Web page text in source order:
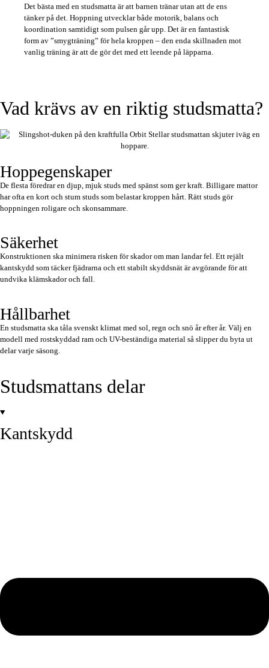
Det bästa med en studsmatta är att barnen tränar utan att de ens
tänker på det. Hoppning utvecklar både motorik, balans och
koordination samtidigt som pulsen går upp. Det är en fantastisk
form av ”smygträning” för hela kroppen – den enda skillnaden mot
vanlig träning är att de gör det med ett leende på läpparna.
Vad krävs av en riktig studsmatta?
Hoppegenskaper
De flesta föredrar en djup, mjuk studs med spänst som ger kraft. Billigare mattor
har ofta en kort och stum studs som belastar kroppen hårt. Rätt studs gör
hoppningen roligare och skonsammare.
Säkerhet
Konstruktionen ska minimera risken för skador om man landar fel. Ett rejält
kantskydd som täcker fjädrarna och ett stabilt skyddsnät är avgörande för att
undvika klämskador och fall.
Hållbarhet
En studsmatta ska tåla svenskt klimat med sol, regn och snö år efter år. Välj en
modell med rostskyddad ram och UV-beständiga material så slipper du byta ut
delar varje säsong.
Studsmattans delar
Kantskydd